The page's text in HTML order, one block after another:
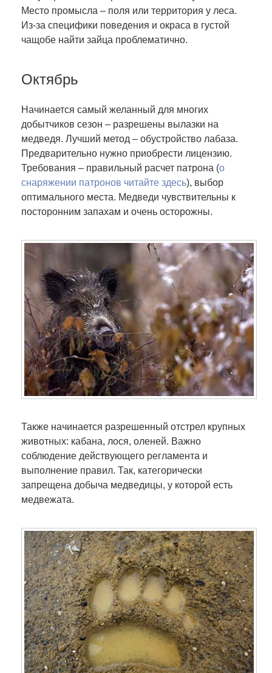
Место промысла – поля или территория у леса.
Из-за специфики поведения и окраса в густой
чащобе найти зайца проблематично.
Октябрь
Начинается самый желанный для многих
добытчиков сезон – разрешены вылазки на
медведя. Лучший метод – обустройство лабаза.
Предварительно нужно приобрести лицензию.
Требования – правильный расчет патрона (о
снаряжении патронов читайте здесь), выбор
оптимального места. Медведи чувствительны к
посторонним запахам и очень осторожны.
Также начинается разрешенный отстрел крупных
животных: кабана, лося, оленей. Важно
соблюдение действующего регламента и
выполнение правил. Так, категорически
запрещена добыча медведицы, у которой есть
медвежата.